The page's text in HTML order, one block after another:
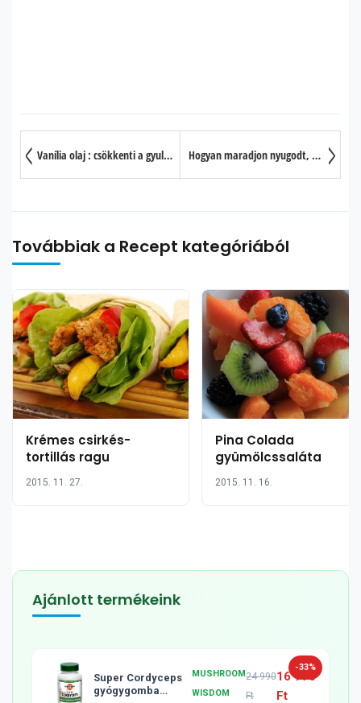
Vanília olaj : csökkenti a gyulladást, megelőzi a rákot, segít a légúti betegségekből való felgyógyulásban és remek afrodiziákum Hogyan maradjon nyugodt, ha szorongással küzd?
Továbbiak a Recept kategóriából
Krémes csirkés-
tortillás ragu
2015. 11. 27.
Pina Colada
gyümölcssaláta
2015. 11. 16.
Ajánlott termékeink
-33%
Super Cordyceps
gyógygomba
MUSHROOM
WISDOM
24 990
Ft
16 990
Ft